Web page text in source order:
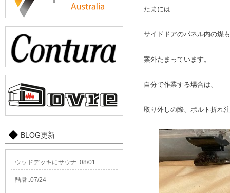
たまには
サイドドアのパネル内の煤
案外たまっています。
自分で作業する場合は、
取り外しの際、ボルト折れ
BLOG更新
ウッドデッキにサウナ..08/01
酷暑..07/24